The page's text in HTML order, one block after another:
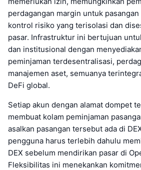
perdagangan margin untuk
kontrol risiko yang terisolasi dan
pasar. Infrastruktur ini bertujuan
dan institusional dengan
peminjaman terdesentralisasi,
manajemen aset, semuanya
DeFi global.
Setiap akun dengan alamat dompet
membuat kolam peminjaman
asalkan pasangan tersebut ada di
pengguna harus terlebih dahulu
DEX sebelum mendirikan pasar di
Fleksibilitas ini menekankan